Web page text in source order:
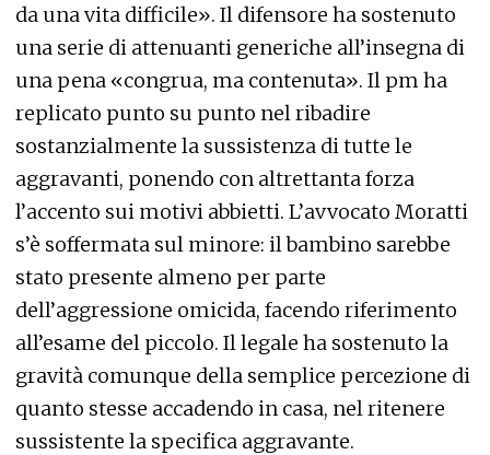
da una vita difficile». Il difensore ha sostenuto
una serie di attenuanti generiche all’insegna di
una pena «congrua, ma contenuta». Il pm ha
replicato punto su punto nel ribadire
sostanzialmente la sussistenza di tutte le
aggravanti, ponendo con altrettanta forza
l’accento sui motivi abbietti. L’avvocato Moratti
s’è soffermata sul minore: il bambino sarebbe
stato presente almeno per parte
dell’aggressione omicida, facendo riferimento
all’esame del piccolo. Il legale ha sostenuto la
gravità comunque della semplice percezione di
quanto stesse accadendo in casa, nel ritenere
sussistente la specifica aggravante.